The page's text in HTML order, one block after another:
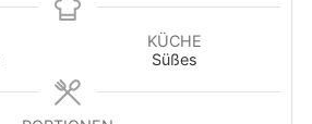
KÜCHE
Süßes